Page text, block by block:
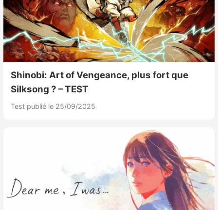
Shinobi: Art of Vengeance, plus fort que
Silksong ? – TEST
Test publié le 25/09/2025